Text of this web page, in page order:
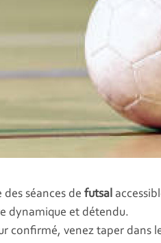
séances de futsal
dynamique et détendu.
confirmé, venez taper dans